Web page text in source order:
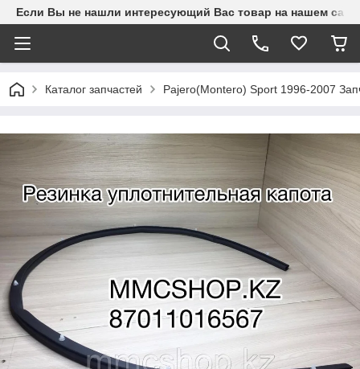
Если Вы не нашли интересующий Вас товар на нашем
Каталог запчастей Pajero(Montero) Sport 1996-2007